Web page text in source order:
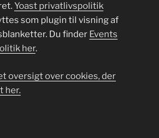
Yoast privatlivspolitik
som plugin til visning af
Du finder Events
her.
oversigt over cookies, der
her.